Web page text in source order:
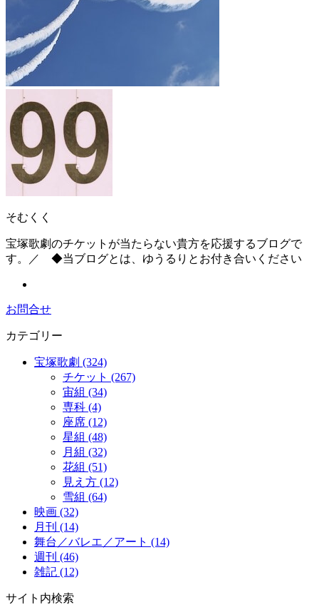
そむくく
宝塚歌劇のチケットが当たらない貴方を応援するブログで
す。／ ◆当ブログとは、ゆうるりとお付き合いください
お問合せ
カテゴリー
宝塚歌劇 (324)
チケット (267)
宙組 (34)
専科 (4)
座席 (12)
星組 (48)
月組 (32)
花組 (51)
見え方 (12)
雪組 (64)
映画 (32)
月刊 (14)
舞台／バレエ／アート (14)
週刊 (46)
雑記 (12)
サイト内検索